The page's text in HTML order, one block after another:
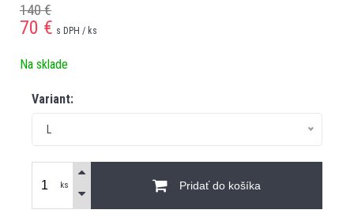
140 €
70 € s DPH / ks
Na sklade
Variant:
ks Pridať do košíka